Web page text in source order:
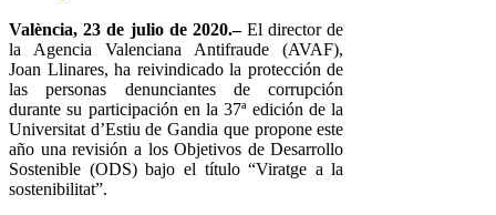
València, 23 de julio de 2020.–El director de
la Agencia Valenciana Antifraude (AVAF),
Joan Llinares, ha reivindicado la protección de
las personas denunciantes de corrupción
durante su participación en la 37ª edición de la
Universitat d’Estiu de Gandia que propone este
año una revisión a los Objetivos de Desarrollo
Sostenible (ODS) bajo el título “Viratge a la
sostenibilitat”.